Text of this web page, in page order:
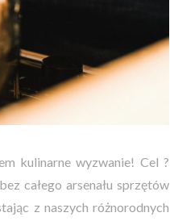
kulinarne wyzwanie! Cel ?
całego arsenału sprzętów
z naszych różnorodnych